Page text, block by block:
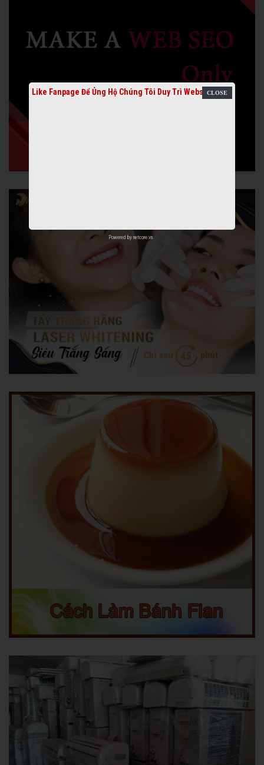
Like Fanpage Để Ủng Hộ Chúng Tôi Duy Trì Website
Powered by netcore.vn